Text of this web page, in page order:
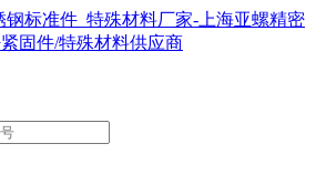
固件/特殊材料供应商